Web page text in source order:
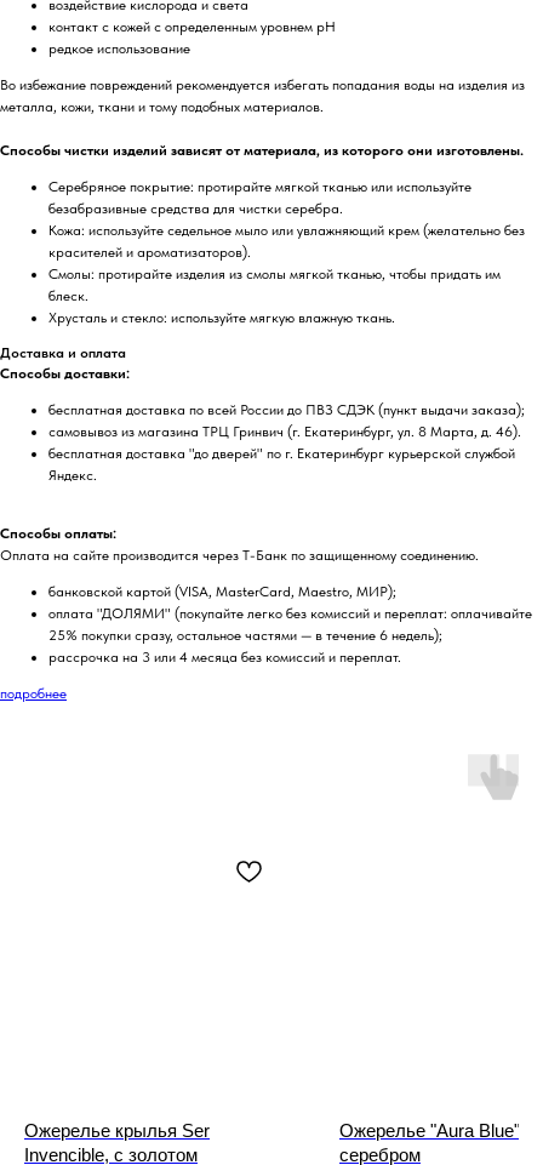
воздействие кислорода и света
контакт с кожей с определенным уровнем pH
редкое использование
Во избежание повреждений рекомендуется избегать попадания воды на изделия из
металла, кожи, ткани и тому подобных материалов.
Способы чистки изделий зависят от материала, из которого они изготовлены.
Серебряное покрытие: протирайте мягкой тканью или используйте
безабразивные средства для чистки серебра.
Кожа: используйте седельное мыло или увлажняющий крем (желательно без
красителей и ароматизаторов).
Смолы: протирайте изделия из смолы мягкой тканью, чтобы придать им
блеск.
Хрусталь и стекло: используйте мягкую влажную ткань.
Доставка и оплата
Способы доставки:
бесплатная доставка по всей России до ПВЗ СДЭК (пункт выдачи заказа);
самовывоз из магазина ТРЦ Гринвич (г. Екатеринбург, ул. 8 Марта, д. 46).
бесплатная доставка "до дверей" по г. Екатеринбург курьерской службой
Яндекс.
Способы оплаты:
Оплата на сайте производится через Т-Банк по защищенному соединению.
банковской картой (VISA, MasterCard, Maestro, МИР);
оплата "ДОЛЯМИ" (покупайте легко без комиссий и переплат: оплачивайте
25% покупки сразу, остальное частями — в течение 6 недель);
рассрочка на 3 или 4 месяца без комиссий и переплат.
подробнее
Ожерелье крылья Ser
Invencible, с золотом
Ожерелье "Aura Blue" с
серебром